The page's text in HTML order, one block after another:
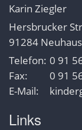
Karin Ziegler
Hersbrucker
91284 Neuhaus
Telefon: 0 91
Fax:
0 91
E-Mail:
Links